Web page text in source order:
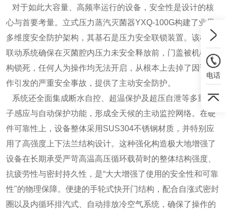
对于如此大容量、高频率运行的设备，安全性是设计的核
心与首要考量。立式压力蒸汽灭菌器YXQ-100G构建了业界
多维度安全防护架构，其基石是压力安全联锁装置。该机电
联动系统确保在灭菌腔内压力未安全释放前，门盖被机械机
构锁死，任何人为操作均无法开启，从根本上去掉了因误操
作引发的严重安全事故，提供了主动安全防护。
系统还全面集成断水自控、超温保护及超压自泄等多重电
子感应与自动保护功能，形成全天候的主动监控网络。在硬
件可靠性上，设备整体采用SUS304不锈钢材质，并特别应
用了高强度上下法兰结构设计。这种强化构造极大地增强了
设备在长期承受严苛高温高压循环载荷时的整体结构强度、
抗疲劳性与密封持久性，是“大大增强了使用的安全性和可靠
性"的物理保障。便捷的手轮式快开门结构，配合自涨式密封
圈以及内循环排汽式、自动排放冷空气系统，确保了操作的
电话